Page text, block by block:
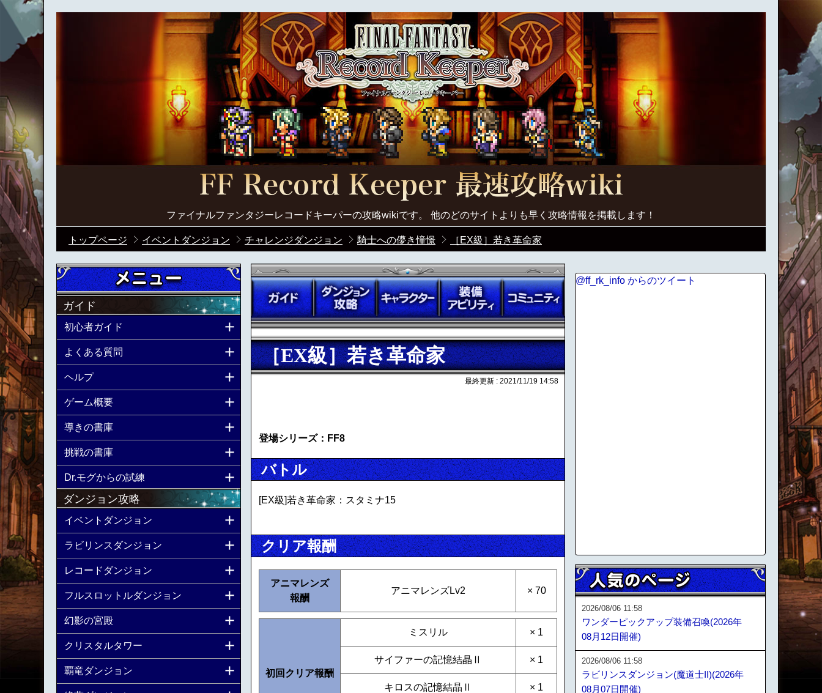
ファイナルファンタジーレコードキーパーの攻略wikiです。 他のどのサイトよりも早く攻略情報を掲載します！
トップページ イベントダンジョン チャレンジダンジョン 騎士への儚き憧憬 ［EX級］若き革命家
［EX級］若き革命家
最終更新 : 2021/11/19 14:58
登場シリーズ：FF8
バトル
[EX級]若き革命家：スタミナ15
クリア報酬
アニマレンズ
報酬
アニマレンズLv2 × 70
初回クリア報酬
ミスリル × 1
サイファーの記憶結晶Ⅱ × 1
キロスの記憶結晶Ⅱ × 1
ガイド
初心者ガイド
よくある質問
ヘルプ
ゲーム概要
導きの書庫
挑戦の書庫
Dr.モグからの試練
ダンジョン攻略
イベントダンジョン
ラビリンスダンジョン
レコードダンジョン
フルスロットルダンジョン
幻影の宮殿
クリスタルタワー
覇竜ダンジョン
@ff_rk_info からのツイート
2026/08/06 11:58
ワンダーピックアップ装備召喚(2026年
08月12日開催)
2026/08/06 11:58
ラビリンスダンジョン(魔道士II)(2026年
08月07日開催)